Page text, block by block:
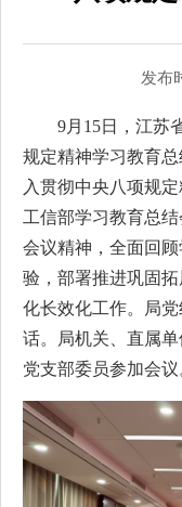
发布
9月15日，江苏
规定精神学习教育
入贯彻中央八项规
工信部学习教育总
会议精神，全面回
验，部署推进巩固
化长效化工作。局
话。局机关、直属
党支部委员参加会议